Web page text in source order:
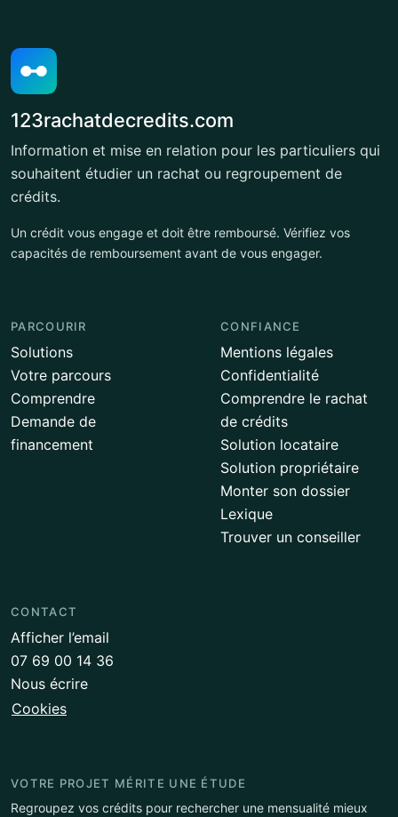
123rachatdecredits.com
Information et mise en relation pour les particuliers qui
souhaitent étudier un rachat ou regroupement de
crédits.
Un crédit vous engage et doit être remboursé. Vérifiez vos
capacités de remboursement avant de vous engager.
PARCOURIR
Solutions
Votre parcours
Comprendre
Demande de
financement
CONFIANCE
Mentions légales
Confidentialité
Comprendre le rachat
de crédits
Solution locataire
Solution propriétaire
Monter son dossier
Lexique
Trouver un conseiller
CONTACT
Afficher l’email
07 69 00 14 36
Nous écrire
Cookies
VOTRE PROJET MÉRITE UNE ÉTUDE
Regroupez vos crédits pour rechercher une mensualité mieux